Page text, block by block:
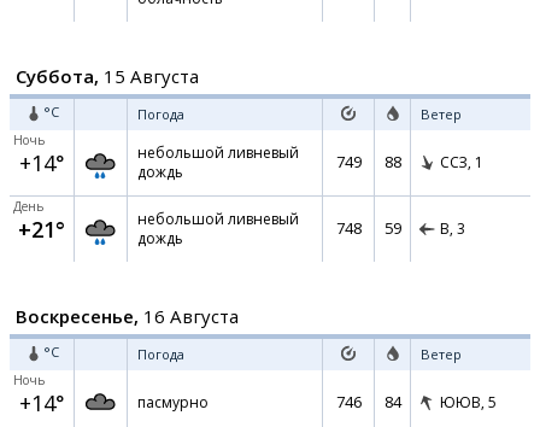
Суббота, 15 Августа
°C Погода Ветер
Ночь
+14°
небольшой ливневый
дождь
749 88 ССЗ, 1
День
+21°
небольшой ливневый
дождь
748 59 В, 3
Воскресенье, 16 Августа
°C Погода Ветер
Ночь
+14° пасмурно 746 84 ЮЮВ, 5